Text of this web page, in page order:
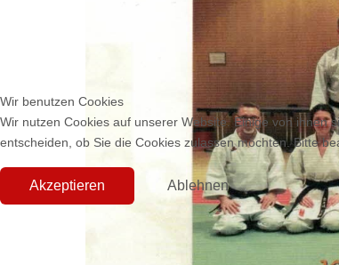
Wir benutzen Cookies
Wir nutzen Cookies auf unserer Website. Einige von ihnen
entscheiden, ob Sie die Cookies zulassen möchten. Bitte
Akzeptieren Ablehnen